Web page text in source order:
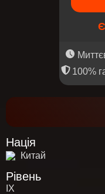
Є
100%
Нація
Китай
Рівень
IX